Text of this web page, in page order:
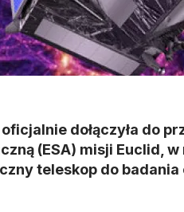
oficjalnie dołączyła do
(ESA) misji Euclid,
teleskop do